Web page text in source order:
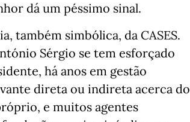
dá um péssimo sinal.
também simbólica, da CASES.
Sérgio se tem esforçado
há anos em gestão
direta ou indireta acerca do
e muitos agentes